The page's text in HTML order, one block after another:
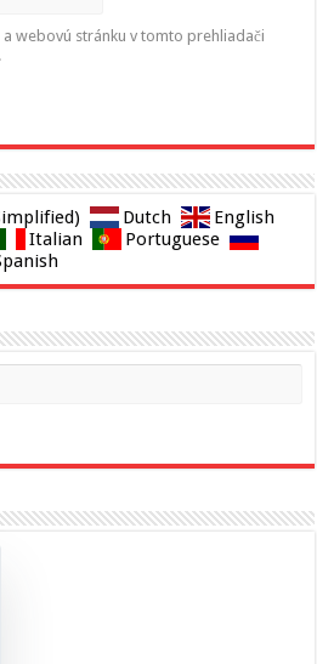
webovú stránku v tomto prehliadači
Dutch
English
Italian
Portuguese